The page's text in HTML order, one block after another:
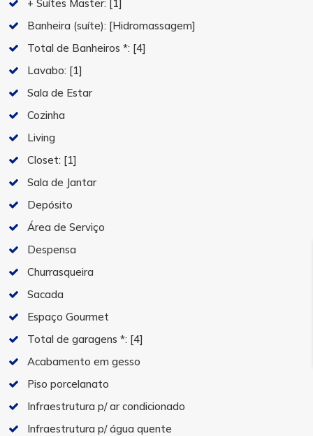
+ Suítes Master: [1]
Banheira (suíte): [Hidromassagem]
Total de Banheiros *: [4]
Lavabo: [1]
Sala de Estar
Cozinha
Living
Closet: [1]
Sala de Jantar
Depósito
Área de Serviço
Despensa
Churrasqueira
Sacada
Espaço Gourmet
Total de garagens *: [4]
Acabamento em gesso
Piso porcelanato
Infraestrutura p/ ar condicionado
Infraestrutura p/ água quente